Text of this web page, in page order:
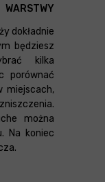
dokładnie
będziesz
kilka
porównać
miejscach,
można
Na koniec